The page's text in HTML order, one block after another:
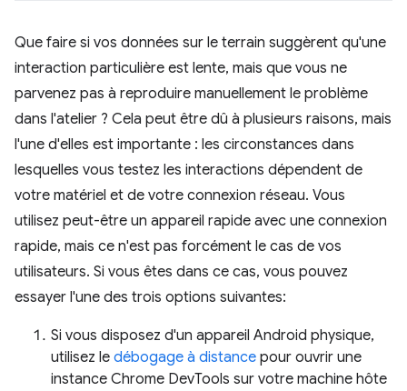
Que faire si vos données sur le terrain suggèrent qu'une
interaction particulière est lente, mais que vous ne
parvenez pas à reproduire manuellement le problème
dans l'atelier ? Cela peut être dû à plusieurs raisons, mais
l'une d'elles est importante : les circonstances dans
lesquelles vous testez les interactions dépendent de
votre matériel et de votre connexion réseau. Vous
utilisez peut-être un appareil rapide avec une connexion
rapide, mais ce n'est pas forcément le cas de vos
utilisateurs. Si vous êtes dans ce cas, vous pouvez
essayer l'une des trois options suivantes:
Si vous disposez d'un appareil Android physique,
utilisez le débogage à distance pour ouvrir une
instance Chrome DevTools sur votre machine hôte